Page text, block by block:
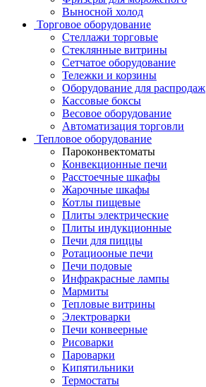
Выносной холод
Торговое оборудование
Стеллажи торговые
Стеклянные витрины
Сетчатое оборудование
Тележки и корзины
Оборудование для распродаж
Кассовые боксы
Весовое оборудование
Автоматизация торговли
Тепловое оборудование
Пароконвектоматы
Конвекционные печи
Расстоечные шкафы
Жарочные шкафы
Котлы пищевые
Плиты электрические
Плиты индукционные
Печи для пиццы
Ротациооные печи
Печи подовые
Инфракрасные лампы
Мармиты
Тепловые витрины
Электроварки
Печи конвеерные
Рисоварки
Пароварки
Кипятильники
Термостаты